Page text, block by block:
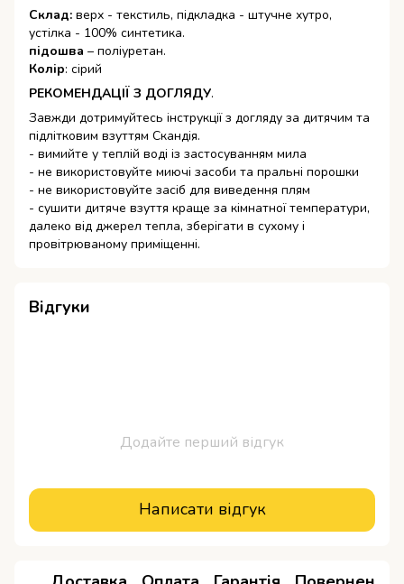
Склад: верх - текстиль, підкладка - штучне хутро,
устілка - 100% синтетика.
підошва – поліуретан.
Колір: сірий
РЕКОМЕНДАЦІЇ З ДОГЛЯДУ.
Завжди дотримуйтесь інструкції з догляду за дитячим та
підлітковим взуттям Скандія.
- вимийте у теплій воді із застосуванням мила
- не використовуйте миючі засоби та пральні порошки
- не використовуйте засіб для виведення плям
- сушити дитяче взуття краще за кімнатної температури,
далеко від джерел тепла, зберігати в сухому і
провітрюваному приміщенні.
Відгуки
Додайте перший відгук
Написати відгук